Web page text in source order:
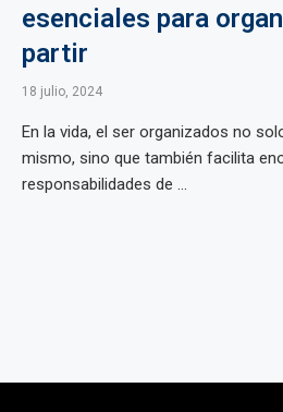
esenciales para
partir
18 julio, 2024
En la vida, el ser organizados no
mismo, sino que también facilita
responsabilidades de ...